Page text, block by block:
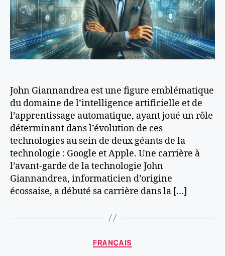
John Giannandrea est une figure emblématique
du domaine de l’intelligence artificielle et de
l’apprentissage automatique, ayant joué un rôle
déterminant dans l’évolution de ces
technologies au sein de deux géants de la
technologie : Google et Apple. Une carrière à
l’avant-garde de la technologie John
Giannandrea, informaticien d’origine
écossaise, a débuté sa carrière dans la […]
Catégories
FRANÇAIS